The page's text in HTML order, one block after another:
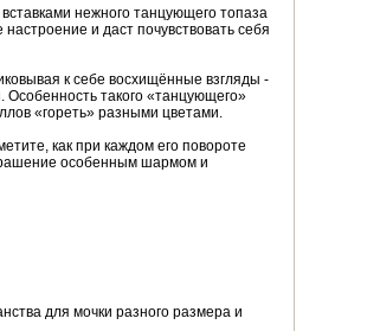
нежного танцующего топаза
и даст почувствовать себя
к себе восхищённые взгляды -
такого «танцующего»
«гореть» разными цветами.
как при каждом его повороте
особенным шармом и
для мочки разного размера и